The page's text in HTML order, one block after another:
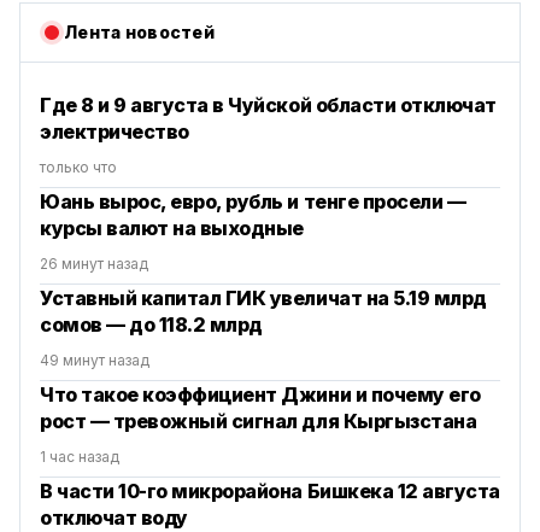
Лента новостей
Где 8 и 9 августа в Чуйской области отключат
электричество
только что
Юань вырос, евро, рубль и тенге просели —
курсы валют на выходные
26 минут назад
Уставный капитал ГИК увеличат на 5.19 млрд
сомов — до 118.2 млрд
49 минут назад
Что такое коэффициент Джини и почему его
рост — тревожный сигнал для Кыргызстана
1 час назад
В части 10-го микрорайона Бишкека 12 августа
отключат воду